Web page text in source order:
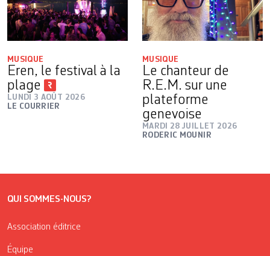
MUSIQUE
Eren, le festival à la
plage
LUNDI 3 AOÛT 2026
LE COURRIER
MUSIQUE
Le chanteur de
R.E.M. sur une
plateforme
genevoise
MARDI 28 JUILLET 2026
RODERIC MOUNIR
QUI SOMMES-NOUS?
Association éditrice
Équipe